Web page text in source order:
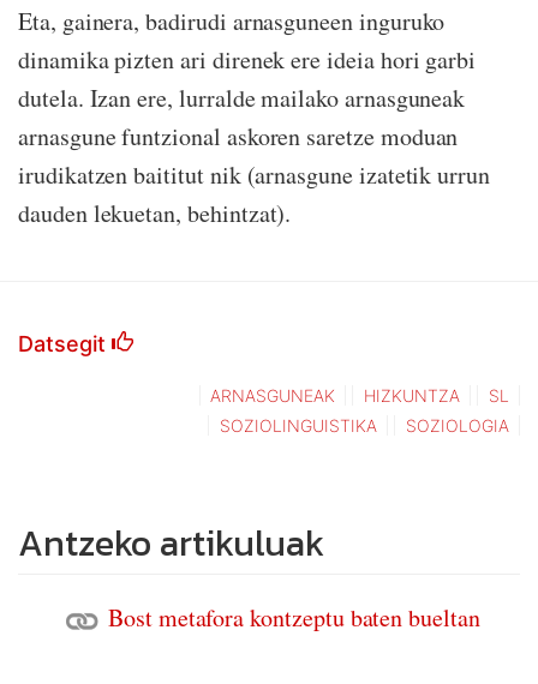
Eta, gainera, badirudi arnasguneen inguruko
dinamika pizten ari direnek ere ideia hori garbi
dutela. Izan ere, lurralde mailako arnasguneak
arnasgune funtzional askoren saretze moduan
irudikatzen baititut nik (arnasgune izatetik urrun
dauden lekuetan, behintzat).
Datsegit
ARNASGUNEAK HIZKUNTZA
SL
SOZIOLINGUISTIKA
SOZIOLOGIA
Antzeko artikuluak
Bost metafora kontzeptu baten bueltan